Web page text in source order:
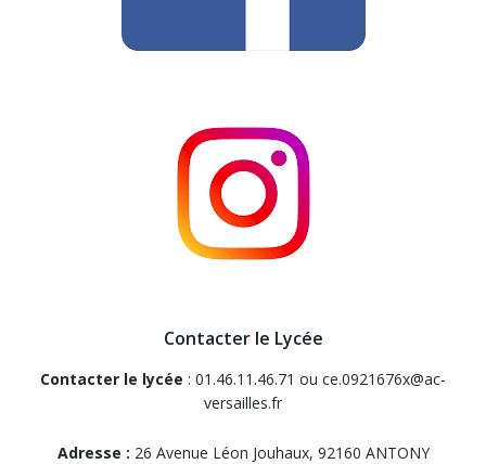
Contacter le Lycée
Contacter le lycée : 01.46.11.46.71 ou ce.0921676x@ac-
versailles.fr
Adresse : 26 Avenue Léon Jouhaux, 92160 ANTONY